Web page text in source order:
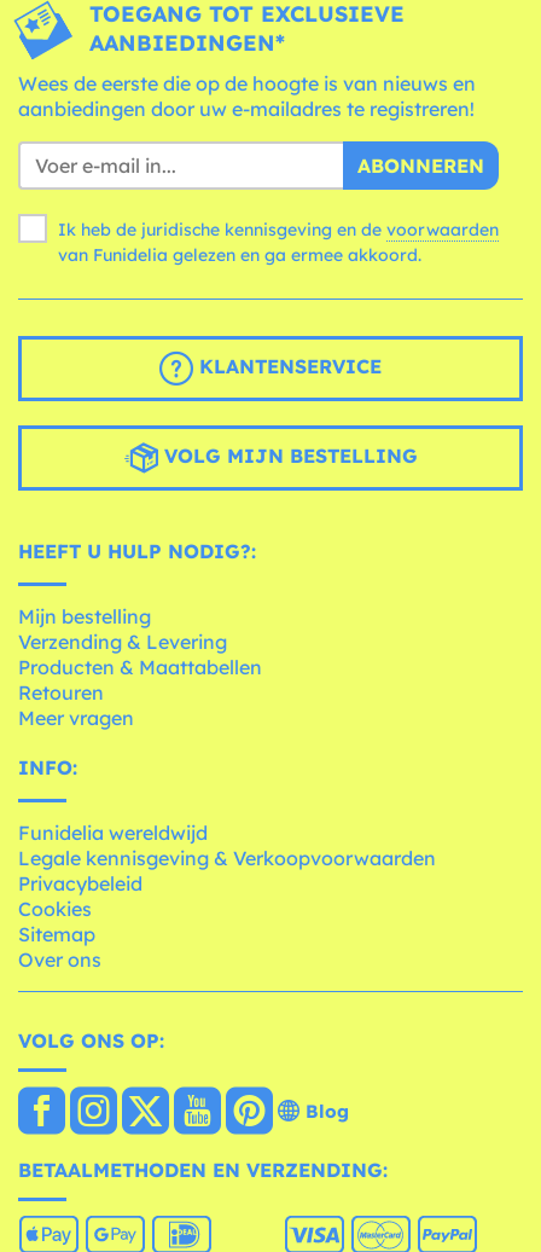
TOEGANG TOT EXCLUSIEVE
AANBIEDINGEN*
Wees de eerste die op de hoogte is van nieuws en
aanbiedingen door uw e-mailadres te registreren!
ABONNEREN
Ik heb de juridische kennisgeving en de voorwaarden
van Funidelia gelezen en ga ermee akkoord.
KLANTENSERVICE
VOLG MIJN BESTELLING
HEEFT U HULP NODIG?:
Mijn bestelling
Verzending & Levering
Producten & Maattabellen
Retouren
Meer vragen
INFO:
Funidelia wereldwijd
Legale kennisgeving & Verkoopvoorwaarden
Privacybeleid
Cookies
Sitemap
Over ons
VOLG ONS OP:
Blog
BETAALMETHODEN EN VERZENDING: